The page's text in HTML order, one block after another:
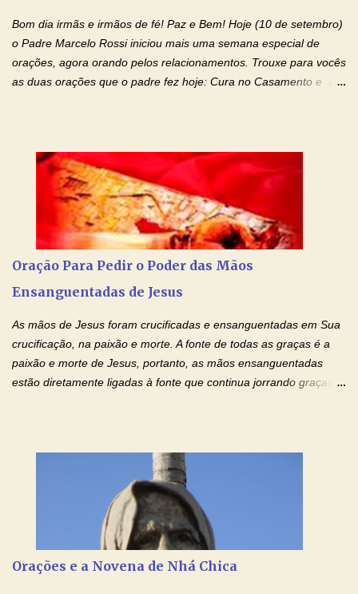
os laços...
Bom dia irmãs e irmãos de fé! Paz e Bem! Hoje (10 de setembro)
o Padre Marcelo Rossi iniciou mais uma semana especial de
orações, agora orando pelos relacionamentos. Trouxe para vocês
as duas orações que o padre fez hoje: Cura no Casamento e a
com o Momento de Fé. Que Deus abençoe e que todo
relacionamento seja fortalecido e curado no amor Ágape de
Jesus. Adriana-Devoção e Fé Mensagem do Padre Marcelo Rossi
em seu Facebook: Amados, iniciamos uma semana para orar
pelos relacionamentos. Diz a Bíblia sagrada: "O amor é paciente,
o amor é prestativo; não é invejoso, não se ostenta, não se incha
de orgulho. Nada faz de inconveniente, não procura o seu próprio
interesse, não se irrita, não guarda rancor. Não se alegra com a
Oração Para Pedir o Poder das Mãos
Ensanguentadas de Jesus
As mãos de Jesus foram crucificadas e ensanguentadas em Sua
crucificação, na paixão e morte. A fonte de todas as graças é a
paixão e morte de Jesus, portanto, as mãos ensanguentadas
estão diretamente ligadas à fonte que continua jorrando graças
ensanguentadas, chagadas e abertas, sobre mim, neste
momento. Sinto-me completamente sem forças para prosseguir,
carregando as minhas cruzes. Preciso que a força e o poder de
Tuas Mãos, que suportaram a mais profunda dor ao serem
pregadas na Cruz, reergam-me e curem-me agora. Jesus, não
peço somente por mim, mas também por todos aqueles que mais
amo. Nós precisamos desesperadamente de cura física e
Orações e a Novena de Nhá Chica